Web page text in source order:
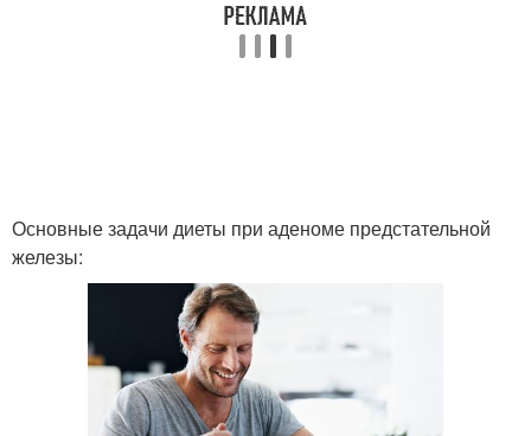
Основные задачи диеты при аденоме предстательной
железы: